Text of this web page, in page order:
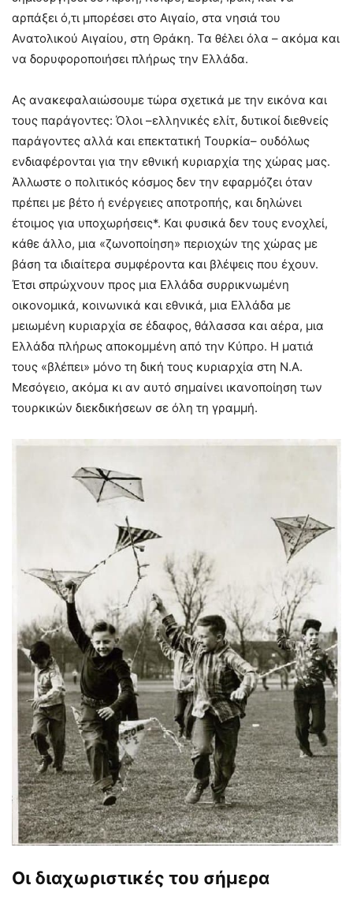
αρπάξει ό,τι μπορέσει στο Αιγαίο, στα νησιά του
Ανατολικού Αιγαίου, στη Θράκη. Τα θέλει όλα – ακόμα και
να δορυφοροποιήσει πλήρως την Ελλάδα.
Ας ανακεφαλαιώσουμε τώρα σχετικά με την εικόνα και
τους παράγοντες: Όλοι –ελληνικές ελίτ, δυτικοί διεθνείς
παράγοντες αλλά και επεκτατική Τουρκία– ουδόλως
ενδιαφέρονται για την εθνική κυριαρχία της χώρας μας.
Άλλωστε ο πολιτικός κόσμος δεν την εφαρμόζει όταν
πρέπει με βέτο ή ενέργειες αποτροπής, και δηλώνει
έτοιμος για υποχωρήσεις*. Και φυσικά δεν τους ενοχλεί,
κάθε άλλο, μια «ζωνοποίηση» περιοχών της χώρας με
βάση τα ιδιαίτερα συμφέροντα και βλέψεις που έχουν.
Έτσι σπρώχνουν προς μια Ελλάδα συρρικνωμένη
οικονομικά, κοινωνικά και εθνικά, μια Ελλάδα με
μειωμένη κυριαρχία σε έδαφος, θάλασσα και αέρα, μια
Ελλάδα πλήρως αποκομμένη από την Κύπρο. Η ματιά
τους «βλέπει» μόνο τη δική τους κυριαρχία στη Ν.Α.
Μεσόγειο, ακόμα κι αν αυτό σημαίνει ικανοποίηση των
τουρκικών διεκδικήσεων σε όλη τη γραμμή.
Οι διαχωριστικές του σήμερα